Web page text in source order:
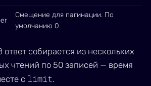
Смещение для пагинации. По
умолчанию 0
ответ собирается из нескольких
чтений по 50 записей — время
с limit.